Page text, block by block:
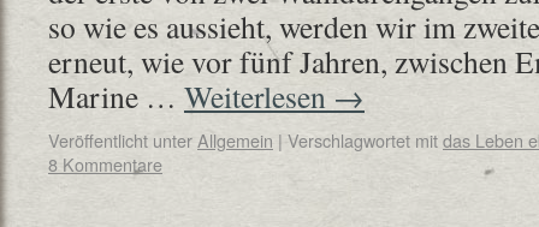
so wie es aussieht, werden wir im
erneut, wie vor fünf Jahren, zwischen
Marine … Weiterlesen →
Veröffentlicht unterAllgemein | Verschlagwortet mitdas Leben
8 Kommentare